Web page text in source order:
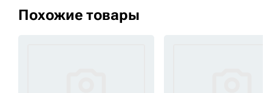
Похожие товары